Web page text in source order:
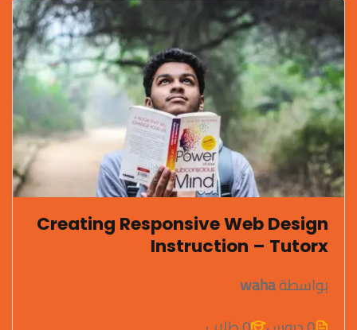
Creating Responsive Web Design
Instruction – Tutorx
بواسطةwaha